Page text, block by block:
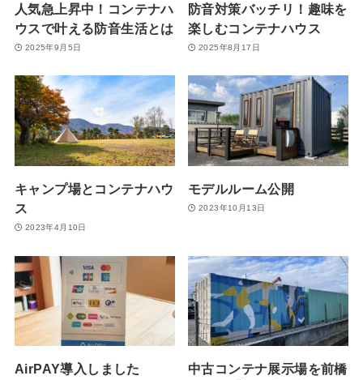
人気急上昇中！コンテナハ
ウスで叶える防音生活とは
2025年9月5日
防音対策バッチリ！趣味を
楽しむコンテナハウス
2025年8月17日
キャンプ場とコンテナハウ
ス
2023年4月10日
モデルルーム公開
2023年10月13日
AirPAY導入しました
中古コンテナ展示場を前橋